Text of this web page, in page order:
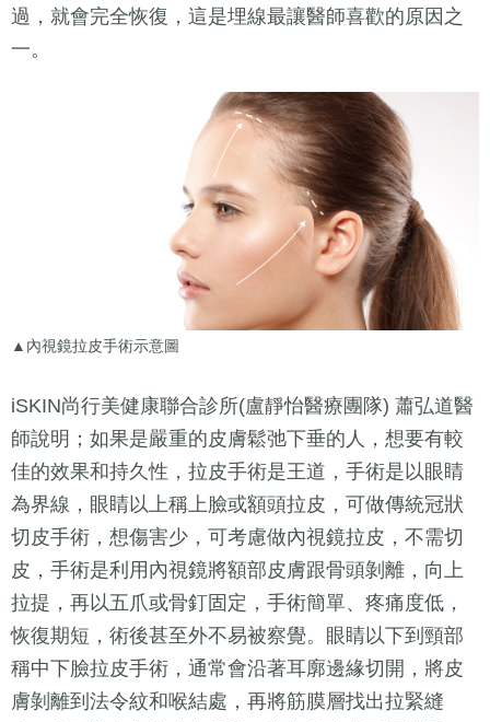
過，就會完全恢復，這是埋線最讓醫師喜歡的原因之
一。
▲內視鏡拉皮手術示意圖
iSKIN尚行美健康聯合診所(盧靜怡醫療團隊) 蕭弘道醫
師說明；如果是嚴重的皮膚鬆弛下垂的人，想要有較
佳的效果和持久性，拉皮手術是王道，手術是以眼睛
為界線，眼睛以上稱上臉或額頭拉皮，可做傳統冠狀
切皮手術，想傷害少，可考慮做內視鏡拉皮，不需切
皮，手術是利用內視鏡將額部皮膚跟骨頭剝離，向上
拉提，再以五爪或骨釘固定，手術簡單、疼痛度低，
恢復期短，術後甚至外不易被察覺。眼睛以下到頸部
稱中下臉拉皮手術，通常會沿著耳廓邊緣切開，將皮
膚剝離到法令紋和喉結處，再將筋膜層找出拉緊縫